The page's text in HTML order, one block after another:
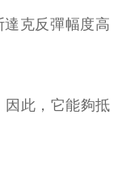
克反彈幅度高
因此，它能夠抵